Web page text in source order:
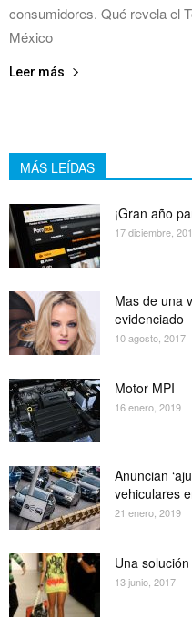
consumidores. Qué revela el
México
Leer más
MÁS LEÍDAS
¡Gran año
17 diciembre,
Mas de una
evidenciado
10 agosto, 2017
Motor MPI
16 enero, 2019
Anuncian
vehiculares
21 enero, 2019
Una
13 junio, 2017